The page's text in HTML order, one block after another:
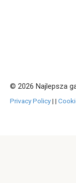
© 2026 Najlepsza
Privacy Policy| |